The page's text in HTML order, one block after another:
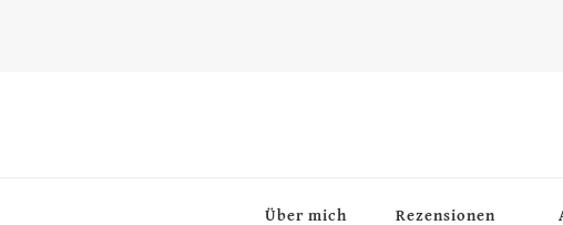
Über mich Rezensionen